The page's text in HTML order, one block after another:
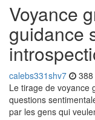
Voyance
guidance
calebs331shv7
Le tirage de voyance
questions
par les gens qui